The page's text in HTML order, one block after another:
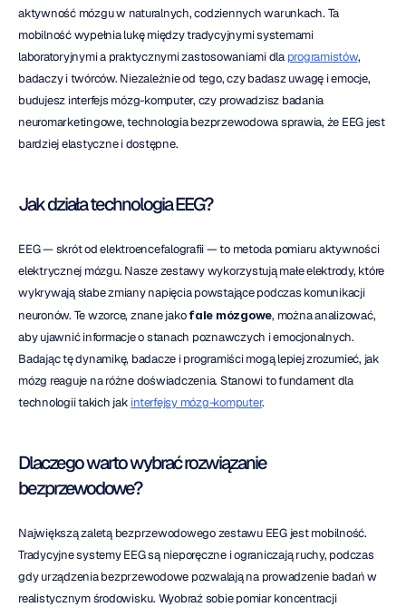
aktywność mózgu w naturalnych, codziennych warunkach. Ta
mobilność wypełnia lukę między tradycyjnymi systemami
laboratoryjnymi a praktycznymi zastosowaniami dla programistów,
badaczy i twórców. Niezależnie od tego, czy badasz uwagę i emocje,
budujesz interfejs mózg-komputer, czy prowadzisz badania
neuromarketingowe, technologia bezprzewodowa sprawia, że EEG jest
bardziej elastyczne i dostępne.
Jak działa technologia EEG?
EEG — skrót od elektroencefalografii — to metoda pomiaru aktywności
elektrycznej mózgu. Nasze zestawy wykorzystują małe elektrody, które
wykrywają słabe zmiany napięcia powstające podczas komunikacji
neuronów. Te wzorce, znane jako fale mózgowe, można analizować,
aby ujawnić informacje o stanach poznawczych i emocjonalnych.
Badając tę dynamikę, badacze i programiści mogą lepiej zrozumieć, jak
mózg reaguje na różne doświadczenia. Stanowi to fundament dla
technologii takich jak interfejsy mózg-komputer.
Dlaczego warto wybrać rozwiązanie
bezprzewodowe?
Największą zaletą bezprzewodowego zestawu EEG jest mobilność.
Tradycyjne systemy EEG są nieporęczne i ograniczają ruchy, podczas
gdy urządzenia bezprzewodowe pozwalają na prowadzenie badań w
realistycznym środowisku. Wyobraź sobie pomiar koncentracji